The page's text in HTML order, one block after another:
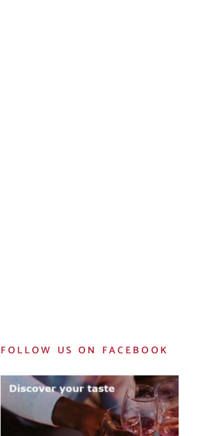
FOLLOW US ON FACEBOOK